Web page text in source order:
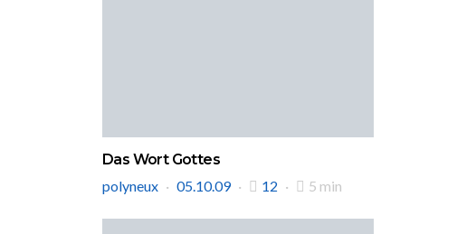
Das Wort Gottes
polyneux
05.10.09 12 5 min